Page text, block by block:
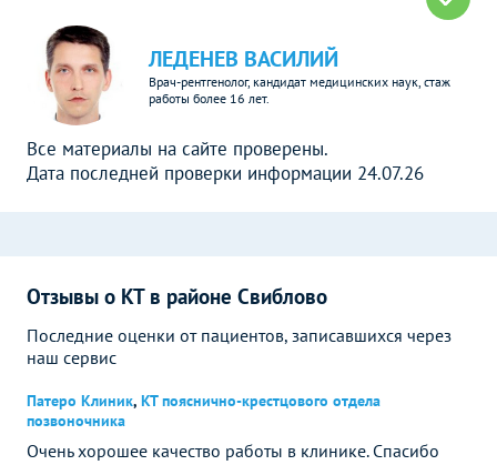
ЛЕДЕНЕВ ВАСИЛИЙ
Врач-рентгенолог, кандидат медицинских наук, стаж
работы более 16 лет.
Все материалы на сайте проверены.
Дата последней проверки информации 24.07.26
Отзывы о КТ в районе Свиблово
Последние оценки от пациентов, записавшихся через
наш сервис
Патеро Клиник, КТ пояснично-крестцового отдела
позвоночника
Очень хорошее качество работы в клинике. Спасибо